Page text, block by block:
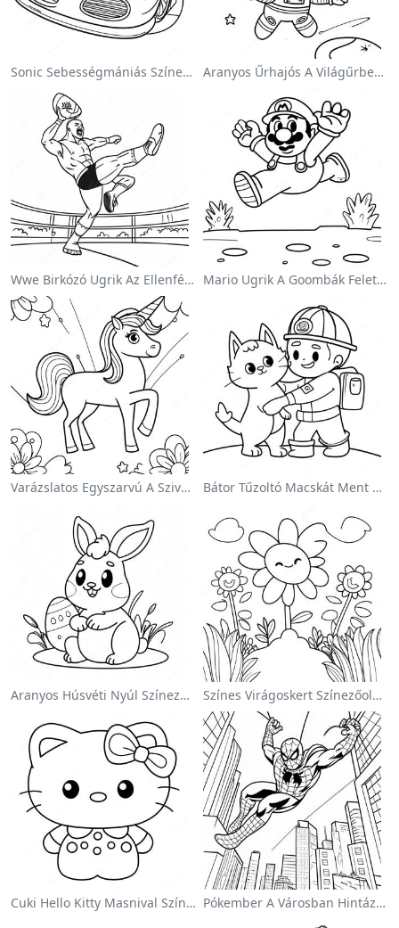
Sonic Sebességmániás Színezőlap Aranyos Űrhajós A Világűrben Színezőlap
Wwe Birkózó Ugrik Az Ellenfélre Színezőlap Mario Ugrik A Goombák Felett Színezőlap
Varázslatos Egyszarvú A Szivárvány Színezőoldalon Bátor Tűzoltó Macskát Ment Színezőlap
Aranyos Húsvéti Nyúl Színezőoldalon Színes Virágoskert Színezőoldalon
Cuki Hello Kitty Masnival Színezőlap Pókember A Városban Hintázva Színezőlap